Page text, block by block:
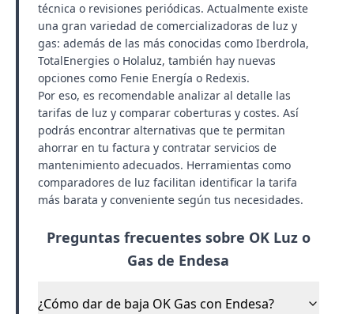
técnica o revisiones periódicas. Actualmente existe
una gran variedad de comercializadoras de luz y
gas: además de las más conocidas como Iberdrola,
TotalEnergies o Holaluz, también hay nuevas
opciones como Fenie Energía o Redexis.
Por eso, es recomendable analizar al detalle las
tarifas de luz y comparar coberturas y costes. Así
podrás encontrar alternativas que te permitan
ahorrar en tu factura y contratar servicios de
mantenimiento adecuados. Herramientas como
comparadores de luz facilitan identificar la tarifa
más barata y conveniente según tus necesidades.
Preguntas frecuentes sobre OK Luz o
Gas de Endesa
¿Cómo dar de baja OK Gas con Endesa?